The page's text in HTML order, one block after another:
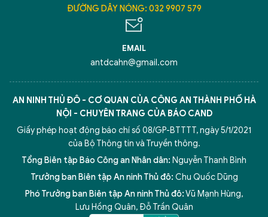
ĐƯỜNG DÂY NÓNG: 032 9907 579
EMAIL
antdcahn@gmail.com
AN NINH THỦ ĐÔ - CƠ QUAN CỦA CÔNG AN THÀNH PHỐ HÀ
NỘI - CHUYÊN TRANG CỦA BÁO CAND
Giấy phép hoạt động báo chí số 08/GP-BTTTT, ngày 5/1/2021
của Bộ Thông tin và Truyền thông.
Tổng Biên tập Báo Công an Nhân dân: Nguyễn Thanh Bình
Trưởng ban Biên tập An ninh Thủ đô: Chu Quốc Dũng
Phó Trưởng ban Biên tập An ninh Thủ đô:Vũ Mạnh Hùng,
Lưu Hồng Quân, Đỗ Trần Quân